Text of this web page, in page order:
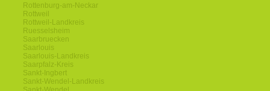
Rottenburg-am-Neckar
Rottweil
Rottweil-Landkreis
Ruesselsheim
Saarbruecken
Saarlouis
Saarlouis-Landkreis
Saarpfalz-Kreis
Sankt-Ingbert
Sankt-Wendel-Landkreis